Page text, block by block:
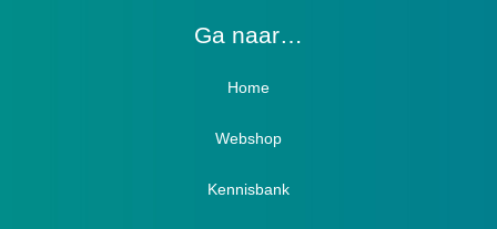
Ga naar…
Home
Webshop
Verbandschoenen / Verbandsloffen
Kennisbank